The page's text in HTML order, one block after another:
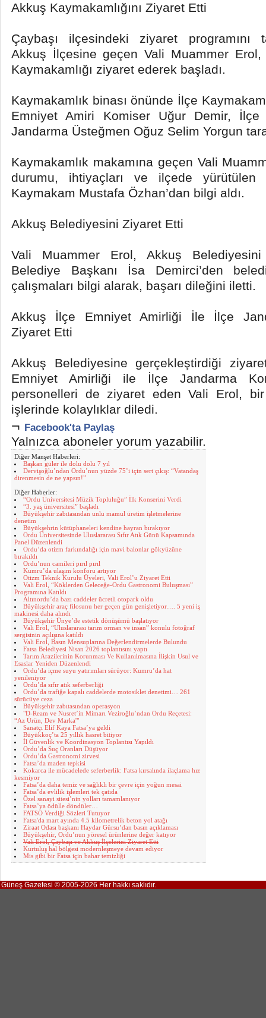
Akkuş Kaymakamlığını Ziyaret Etti
Çaybaşı ilçesindeki ziyaret programını
Akkuş İlçesine geçen Vali Muammer Erol,
Kaymakamlığı ziyaret ederek başladı.
Kaymakamlık binası önünde İlçe
Emniyet Amiri Komiser Uğur Demir, İlçe
Jandarma Üsteğmen Oğuz Selim Yorgun
Kaymakamlık makamına geçen Vali
durumu, ihtiyaçları ve ilçede yürütülen
Kaymakam Mustafa Özhan’dan bilgi aldı.
Akkuş Belediyesini Ziyaret Etti
Vali Muammer Erol, Akkuş
Belediye Başkanı İsa Demirci’den
çalışmaları bilgi alarak, başarı dileğini iletti.
Akkuş İlçe Emniyet Amirliği İle İlçe
Ziyaret Etti
Akkuş Belediyesine gerçekleştirdiği
Emniyet Amirliği ile İlçe Jandarma
personelleri de ziyaret eden Vali Erol,
işlerinde kolaylıklar diledi.
¬ Facebook'ta Paylaş
Yalnızca aboneler yorum yazabilir.
Diğer Manşet Haberleri:
Başkan güler ile dolu dolu 7 yıl
Dervişoğlu’ndan Ordu’nun yüzde 75’i için sert çıkış: “Vatandaş
direnmesin de ne yapsın!”
Diğer Haberler:
“Ordu Üniversitesi Müzik Topluluğu” İlk Konserini Verdi
“3. yaş üniversitesi” başladı
Büyükşehir zabıtasından unlu mamul üretim işletmelerine
denetim
Büyükşehrin kütüphaneleri kendine hayran bırakıyor
Ordu Üniversitesinde Uluslararası Sıfır Atık Günü Kapsamında
Panel Düzenlendi
Ordu’da otizm farkındalığı için mavi balonlar gökyüzüne
bırakıldı
Ordu’nun camileri pırıl pırıl
Kumru’da ulaşım konforu artıyor
Otizm Teknik Kurulu Üyeleri, Vali Erol’u Ziyaret Etti
Vali Erol, “Köklerden Geleceğe-Ordu Gastronomi Buluşması”
Programına Katıldı
Altınordu’da bazı caddeler ücretli otopark oldu
Büyükşehir araç filosunu her geçen gün genişletiyor…. 5 yeni iş
makinesi daha alındı
Büyükşehir Ünye’de estetik dönüşümü başlatıyor
Vali Erol, “Uluslararası tarım orman ve insan” konulu fotoğraf
sergisinin açılışına katıldı
Vali Erol, Basın Mensuplarına Değerlendirmelerde Bulundu
Fatsa Belediyesi Nisan 2026 toplantısını yaptı
Tarım Arazilerinin Korunması Ve Kullanılmasına İlişkin Usul ve
Esaslar Yeniden Düzenlendi
Ordu’da içme suyu yatırımları sürüyor: Kumru’da hat
yenileniyor
Ordu’da sıfır atık seferberliği
Ordu’da trafiğe kapalı caddelerde motosiklet denetimi… 261
sürücüye ceza
Büyükşehir zabıtasından operasyon
"D-Ream ve Nusret’in Mimarı Veziroğlu’ndan Ordu Reçetesi:
“Az Ürün, Dev Marka'"
Sanatçı Elif Kaya Fatsa’ya geldi
Büyükkoç’ta 25 yıllık hasret bitiyor
İl Güvenlik ve Koordinasyon Toplantısı Yapıldı
Ordu’da Suç Oranları Düşüyor
Ordu’da Gastronomi zirvesi
Fatsa’da maden tepkisi
Kokarca ile mücadelede seferberlik: Fatsa kırsalında ilaçlama hız
kesmiyor
Fatsa’da daha temiz ve sağlıklı bir çevre için yoğun mesai
Fatsa’da evlilik işlemleri tek çatıda
Özel sanayi sitesi’nin yolları tamamlanıyor
Fatsa’ya ödülle döndüler…
FATSO Verdiği Sözleri Tutuyor
Fatsa'da mart ayında 4.5 kilometrelik beton yol atağı
Ziraat Odası başkanı Haydar Gürsu’dan basın açıklaması
Büyükşehir, Ordu’nun yöresel ürünlerine değer katıyor
Vali Erol, Çaybaşı ve Akkuş İlçelerini Ziyaret Etti
Kurtuluş hal bölgesi modernleşmeye devam ediyor
Mis gibi bir Fatsa için bahar temizliği
Güneş Gazetesi © 2005-2026 Her hakkı saklıdır.